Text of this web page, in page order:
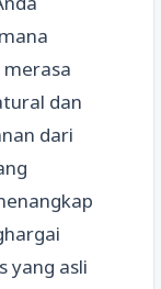
dan
dari
yang asli